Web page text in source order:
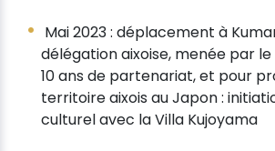
Mai 2023 : déplacement à
délégation aixoise, menée par le
10 ans de partenariat, et pour
territoire aixois au Japon :
culturel avec la Villa Kujoyama